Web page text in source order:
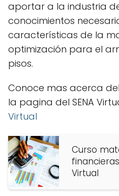
aportar a la industria
conocimientos
características de la
optimización para el
pisos.
Conoce mas acerca
la pagina del SENA
Virtual
Curso
Virtual